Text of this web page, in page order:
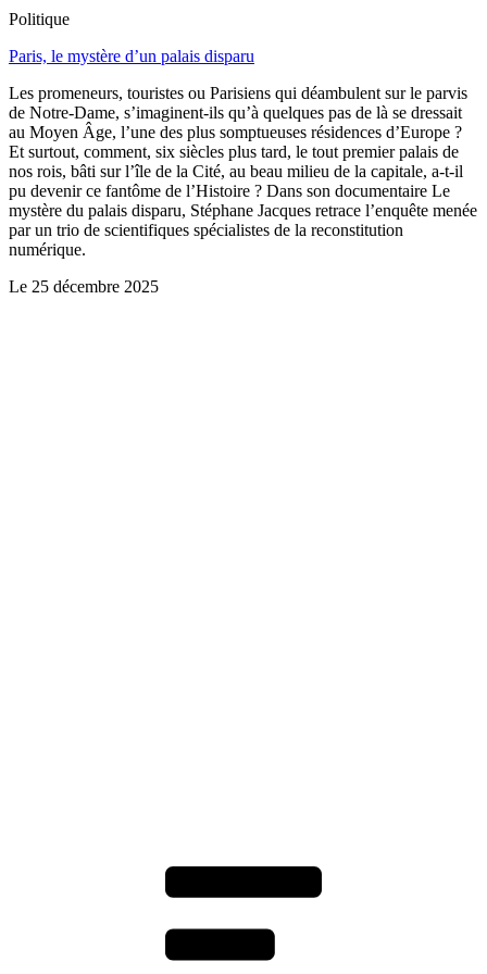
Politique
Paris, le mystère d’un palais disparu
Les promeneurs, touristes ou Parisiens qui déambulent sur le parvis
de Notre-Dame, s’imaginent-ils qu’à quelques pas de là se dressait
au Moyen Âge, l’une des plus somptueuses résidences d’Europe ?
Et surtout, comment, six siècles plus tard, le tout premier palais de
nos rois, bâti sur l’île de la Cité, au beau milieu de la capitale, a-t-il
pu devenir ce fantôme de l’Histoire ? Dans son documentaire Le
mystère du palais disparu, Stéphane Jacques retrace l’enquête menée
par un trio de scientifiques spécialistes de la reconstitution
numérique.
Le 25 décembre 2025